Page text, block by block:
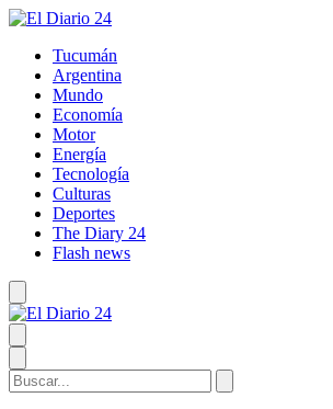
Tucumán
Argentina
Mundo
Economía
Motor
Energía
Tecnología
Culturas
Deportes
The Diary 24
Flash news